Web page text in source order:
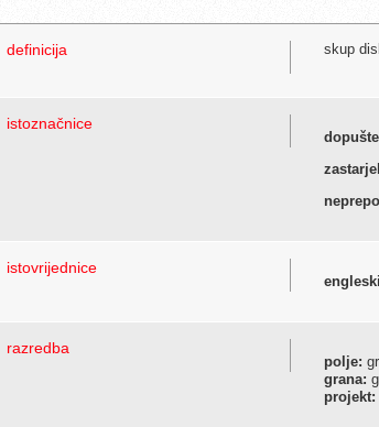
definicija skup
istoznačnice
istovrijednice
razredba
polje:
grana:
projekt: